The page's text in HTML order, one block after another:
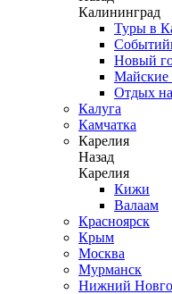
Калининград
Туры в
Новый
Майские
Отдых
Калуга
Камчатка
Карелия
Назад
Карелия
Кижи
Валаам
Красноярск
Крым
Москва
Мурманск
Нижний